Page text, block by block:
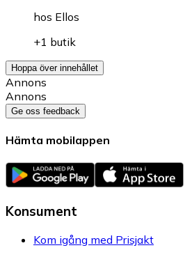
hos Ellos
+1 butik
Hoppa över innehållet
Annons
Annons
Ge oss feedback
Hämta mobilappen
Konsument
Kom igång med Prisjakt